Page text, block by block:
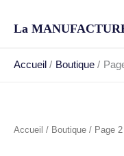
La
Accueil Boutique
Accueil / Boutique / Page 2